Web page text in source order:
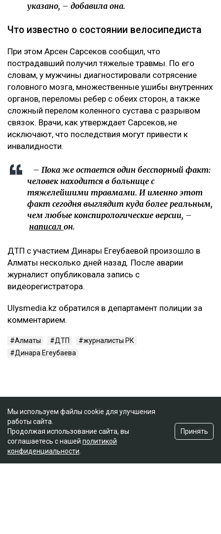
указано, – добавила она.
Что известно о состоянии велосипедиста
При этом Арсен Сарсеков сообщил, что
пострадавший получил тяжелые травмы. По его
словам, у мужчины диагностировали сотрясение
головного мозга, множественные ушибы внутренних
органов, переломы ребер с обеих сторон, а также
сложный перелом коленного сустава с разрывом
связок. Врачи, как утверждает Сарсеков, не
исключают, что последствия могут привести к
инвалидности.
– Пока же остается один бесспорный факт:
человек находится в больнице с
тяжелейшими травмами. И именно этот
факт сегодня выглядит куда более реальным,
чем любые конспирологические версии, –
написал он.
ДТП с участием Динары Егеубаевой произошло в
Алматы несколько дней назад. После аварии
журналист опубликовала запись с
видеорегистратора.
Ulysmedia.kz обратился в департамент полиции за
комментарием.
Алматы ДТП
журналисты РК
Динара Егеубаева
Мы используем файлы cookie для улучшения
работы сайта.
Продолжая использование сайта, вы
соглашаетесь с нашей политикой
конфиденциальности
Принять